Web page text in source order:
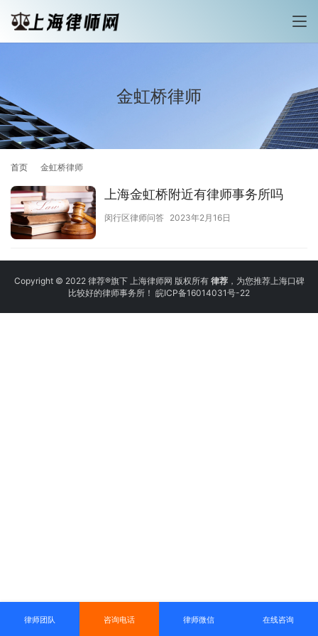
金虹桥律师
首页 金虹桥律师
上海金虹桥附近有律师事务所吗
闵行区律师问答 2023年2月16日
Copyright © 2022 律荐®旗下 上海律师网 版权所有 律荐，为您推荐上海口碑
比较好的律师事务所！ 皖ICP备16014031号-22
律师团队 咨询电话 律师微信 在线咨询